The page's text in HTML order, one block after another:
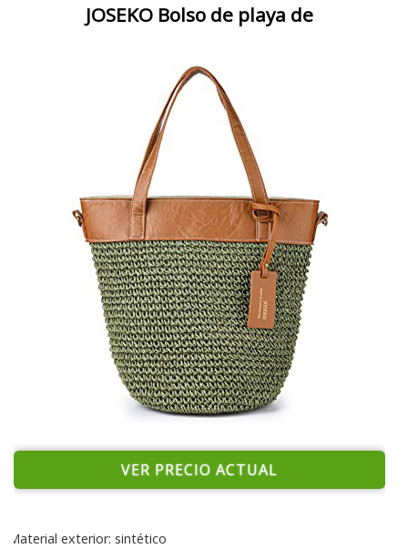
JOSEKO Bolso de playa de
VER PRECIO ACTUAL
Material exterior: sintético